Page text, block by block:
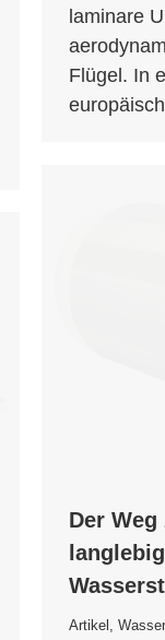
laminare
Flügel. In
Der
Artikel